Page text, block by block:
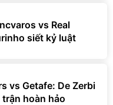
vs Real
siết kỷ luật
vs Getafe: De Zerbi
hoàn hảo